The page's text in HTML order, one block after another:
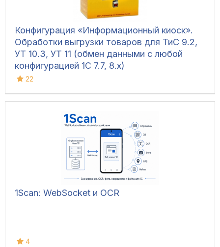
Конфигурация «Информационный киоск».
Обработки выгрузки товаров для ТиС 9.2,
УТ 10.3, УТ 11 (обмен данными с любой
конфигурацией 1С 7.7, 8.х)
22
1Scan: WebSocket и OCR
4